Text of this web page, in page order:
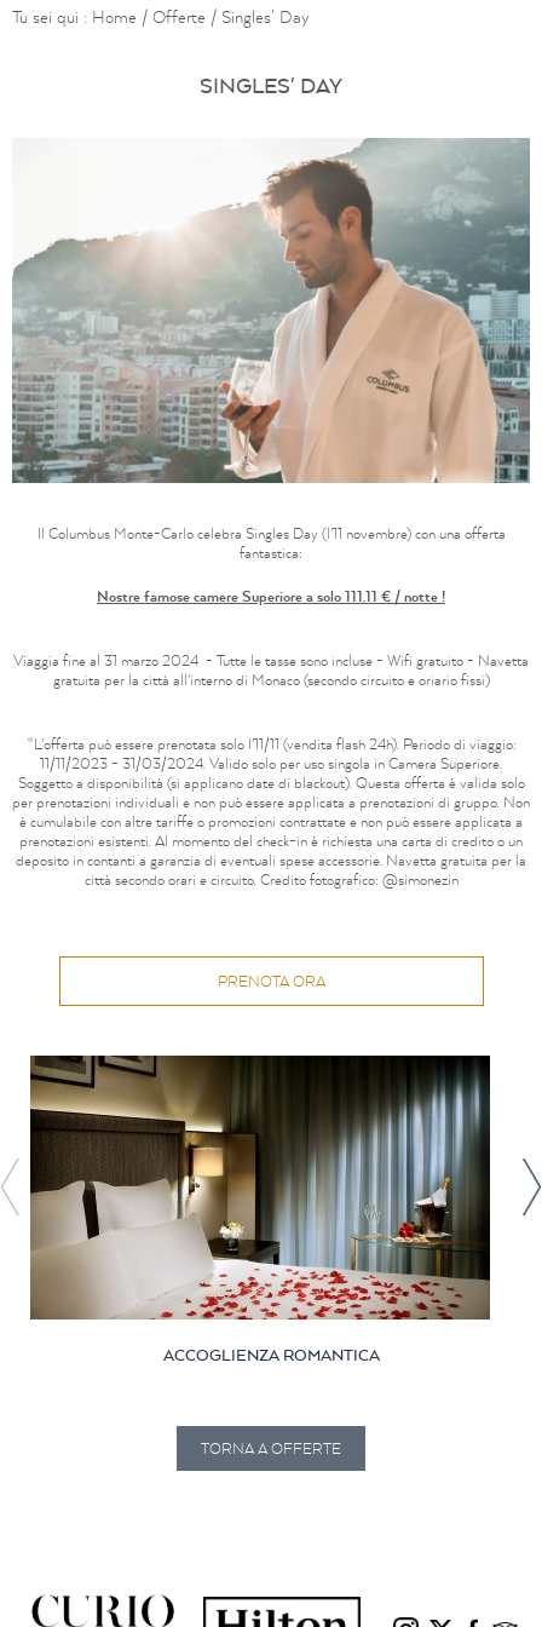
Tu sei qui : Home / Offerte / Singles’ Day
SINGLES' DAY
Il Columbus Monte-Carlo celebra Singles Day (l'11 novembre) con una offerta
fantastica:
Nostre famose camere Superiore a solo 111.11 € / notte !
Viaggia fine al 31 marzo 2024 - Tutte le tasse sono incluse - Wifi gratuito - Navetta
gratuita per la città all'interno di Monaco (secondo circuito e oriario fissi)
*L'offerta può essere prenotata solo l'11/11 (vendita flash 24h). Periodo di viaggio:
11/11/2023 - 31/03/2024. Valido solo per uso singola in Camera Superiore.
Soggetto a disponibilità (si applicano date di blackout). Questa offerta è valida solo
per prenotazioni individuali e non può essere applicata a prenotazioni di gruppo. Non
è cumulabile con altre tariffe o promozioni contrattate e non può essere applicata a
prenotazioni esistenti. Al momento del check-in è richiesta una carta di credito o un
deposito in contanti a garanzia di eventuali spese accessorie. Navetta gratuita per la
città secondo orari e circuito. Credito fotografico: @simonezin
PRENOTA ORA
ACCOGLIENZA ROMANTICA
TORNA A OFFERTE